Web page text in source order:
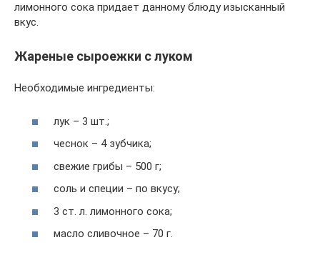
лимонного сока придает данному блюду изысканный
вкус.
Жареные сыроежки с луком
Необходимые ингредиенты:
лук – 3 шт.;
чеснок – 4 зубчика;
свежие грибы – 500 г;
соль и специи – по вкусу;
3 ст. л. лимонного сока;
масло сливочное – 70 г.